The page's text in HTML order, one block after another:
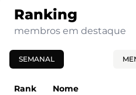
Ranking
membros em destaque
SEMANAL
Rank Nome